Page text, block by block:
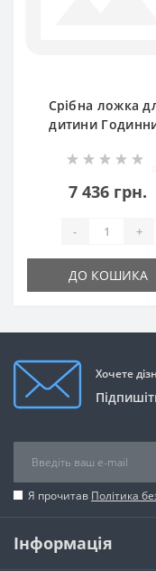
Срібна ложка
дитини
7 436 грн.
- +
ДО КОШИКА
Хочете
Я прочитав Політика
Інформація